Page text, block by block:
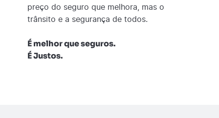
preço do seguro que melhora, mas o
trânsito e a segurança de todos.
É melhor que seguros.
É Justos.